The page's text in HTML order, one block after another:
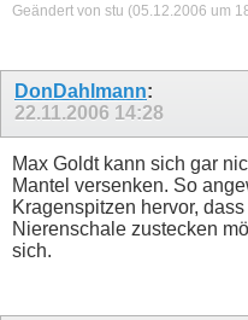
Geändert von stu (05.12.2006 um
DonDahlmann:
22.11.2006 14:28
Max Goldt kann sich gar
Mantel versenken. So
Kragenspitzen hervor,
Nierenschale zustecken
sich.